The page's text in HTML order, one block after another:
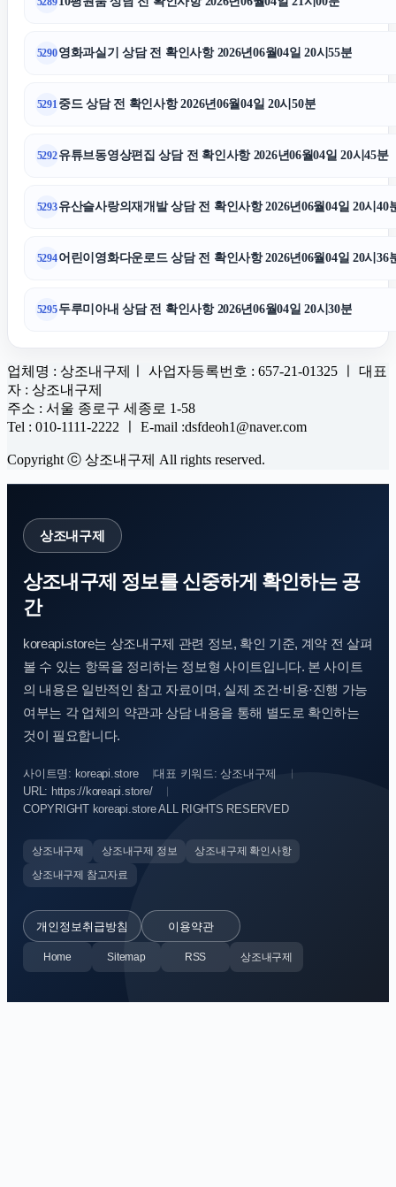
5290영화과실기 상담 전 확인사항 2026년06월04일 20시55분
5291 중드 상담 전 확인사항 2026년06월04일 20시50분
5292유튜브동영상편집 상담 전 확인사항 2026년06월04일 20시45분
5293유산슬사랑의재개발 상담 전 확인사항 2026년06월04일 20시40
5294어린이영화다운로드 상담 전 확인사항 2026년06월04일 20시36
5295두루미아내 상담 전 확인사항 2026년06월04일 20시30분
업체명 : 상조내구제ㅣ 사업자등록번호 : 657-21-01325 ㅣ 대표
자 : 상조내구제
주소 : 서울 종로구 세종로 1-58
Tel : 010-1111-2222 ㅣ E-mail :dsfdeoh1@naver.com
Copyright ⓒ 상조내구제 All rights reserved.
상조내구제
상조내구제 정보를 신중하게 확인하는 공
간
koreapi.store는 상조내구제 관련 정보, 확인 기준, 계약 전 살펴
볼 수 있는 항목을 정리하는 정보형 사이트입니다. 본 사이트
의 내용은 일반적인 참고 자료이며, 실제 조건·비용·진행 가능
여부는 각 업체의 약관과 상담 내용을 통해 별도로 확인하는
것이 필요합니다.
사이트명: koreapi.store
대표 키워드: 상조내구제
URL: https://koreapi.store/
COPYRIGHT koreapi.store ALL RIGHTS RESERVED
상조내구제 상조내구제 정보
상조내구제 확인사항
상조내구제 참고자료
개인정보취급방침 이용약관
Home Sitemap RSS 상조내구제